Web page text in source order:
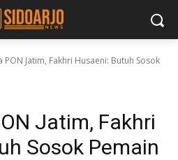
PON Jatim, Fakhri Husaeni: Butuh Sosok
Jatim, Fakhri
Sosok Pemain